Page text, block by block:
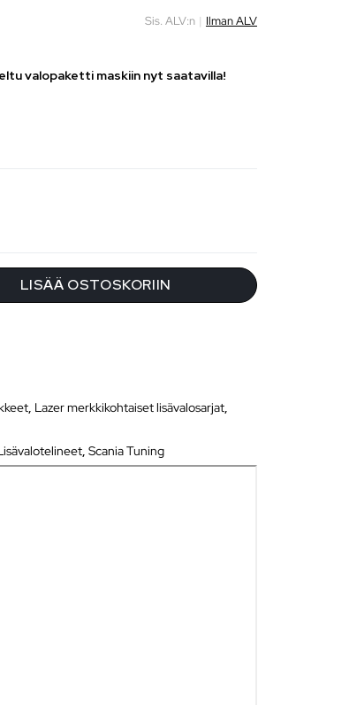
Sis. ALV:n | Ilman ALV
valopaketti maskiin nyt saatavilla!
LISÄÄ OSTOSKORIIN
Lazer merkkikohtaiset lisävalosarjat
,Scania Tuning